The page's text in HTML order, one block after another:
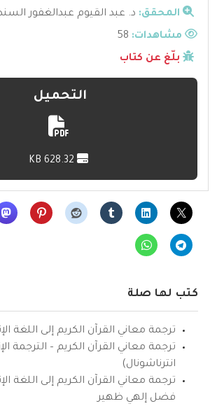
المحقق: د. عبد القيوم عبدالغفور
مشاهدات:
بلّغ عن كتاب
التحميل
كتب لها صلة
ترجمة معاني القرآن الكريم إلى اللغة
ترجمة معاني القرآن الكريم – الترجمة
انترناشونال)
ترجمة معاني القرآن الكريم إلى اللغة
فضل إلهي ظهير